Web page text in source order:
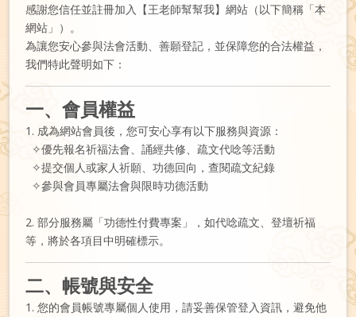
感謝您信任並註冊加入【王老師幫幫我】網站（以下簡稱「本
網站」）。
為讓您安心參與法會活動、善願登記，並保障您的合法權益，
我們特此聲明如下：
一、會員權益
1. 成為網站會員後，您可安心享有以下服務與資源：
✧優先報名祈福法會、誦經共修、疏文代唸等活動
✧提交個人或家人祈願、功德回向，查閱疏文紀錄
✧參與會員專屬法會與限時功德活動
2. 部分服務屬「功德性付費專案」，如代唸疏文、登壇祈福
等，將於各項目中明確標示。
二、帳號與安全
1. 您的會員帳號專屬個人使用，請妥善保管登入資訊，避免他